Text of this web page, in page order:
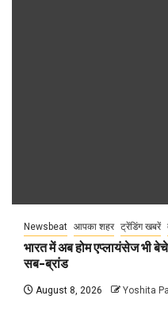
Newsbeat आपका शहर ट्रेंडिंग खबरें
भारत में अब होम एप्लायंसेज भी
सब-ब्रांड
August 8, 2026 Yoshita